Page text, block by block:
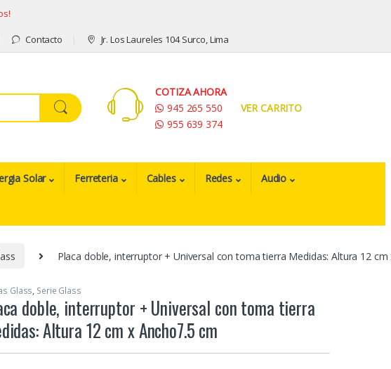
Contacto Jr. Los Laureles 104 Surco, Lima
COTIZA AHORA
945 265 550
955 639 374
VER CARRITO
Solar Ferreteria Cables Redes Audio
Placa doble, interruptor + Universal con toma tierra Medidas: Altura 12 cm
Glass, Serie Glass
doble, interruptor + Universal con toma tierra
Altura 12 cm x Ancho7.5 cm